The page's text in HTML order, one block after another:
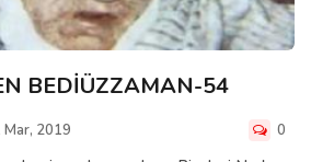
BEDİÜZZAMAN-54
Mar, 2019 0